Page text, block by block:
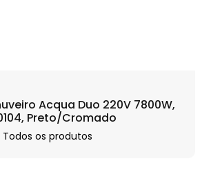
Acqua Duo 220V 7800W,
Preto/Cromado
Todos os produtos